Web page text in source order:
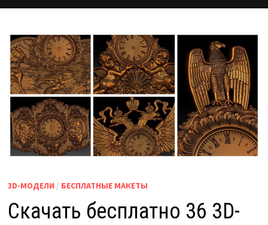
3D-МОДЕЛИ / БЕСПЛАТНЫЕ МАКЕТЫ
Скачать бесплатно 36 3D-